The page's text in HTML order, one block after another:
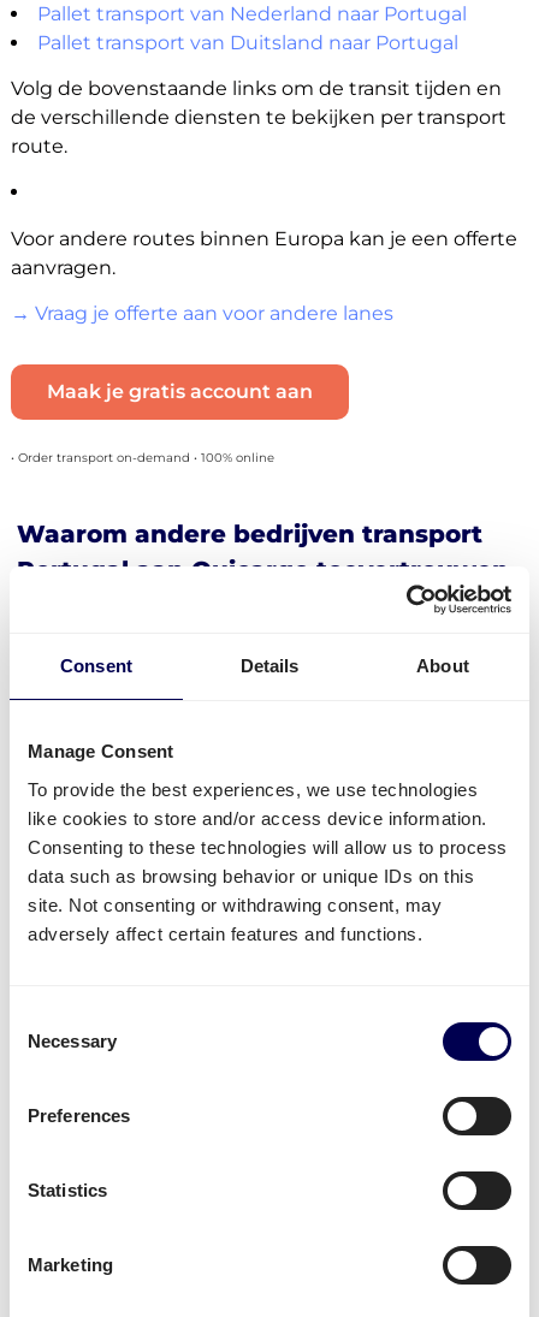
Consent Details About
Manage Consent
To provide the best experiences, we use technologies
like cookies to store and/or access device information.
Consenting to these technologies will allow us to process
data such as browsing behavior or unique IDs on this
site. Not consenting or withdrawing consent, may
adversely affect certain features and functions.
Selection
Necessary
Preferences
Statistics
Marketing
Pallet transport van Nederland naar Portugal
Pallet transport van Duitsland naar Portugal
Volg de bovenstaande links om de transit tijden en
de verschillende diensten te bekijken per transport
route.
Voor andere routes binnen Europa kan je een offerte
aanvragen.
→ Vraag je offerte aan voor andere lanes
Maak je gratis account aan
• Order transport on-demand • 100% online
Waarom andere bedrijven transport
Portugal aan Quicargo toevertrouwen
Bedrijven vesturen veel verschillende goederen van
elektronica, hout, tegels, bouwmateriaal, meubels,
barbecues, bier, wijn en nog veel meer.
Al deze goederen worden vaak op pallets geplaatst.
Dit maakt het makkelijker om goederen in bulk op
te laten vervoeren. Daarnaast bespaar je aan kosten
en zorg je voor minder CO2 uitstoot.
Daarnaast blijkt uit vele enquêtes en data dat veel
bedrijven voor Quicargo kiezen om de volgende
Prijs van transport
Betrouwbare dienstverlening, goede service
Duurzame oplossing